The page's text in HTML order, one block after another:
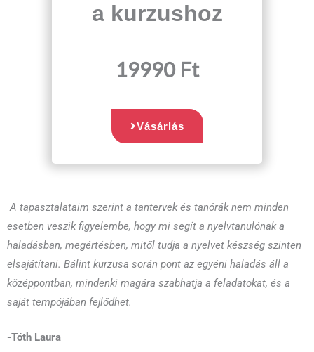
a kurzushoz
19990Ft
Vásárlás
A tapasztalataim szerint a tantervek és tanórák nem minden
esetben veszik figyelembe, hogy mi segít a nyelvtanulónak a
haladásban, megértésben, mitől tudja a nyelvet készség szinten
elsajátítani. Bálint kurzusa során pont az egyéni haladás áll a
középpontban, mindenki magára szabhatja a feladatokat, és a
saját tempójában fejlődhet.
-Tóth Laura